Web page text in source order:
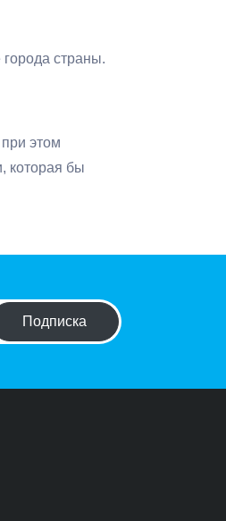
страны.
этом
которая бы
Подписка